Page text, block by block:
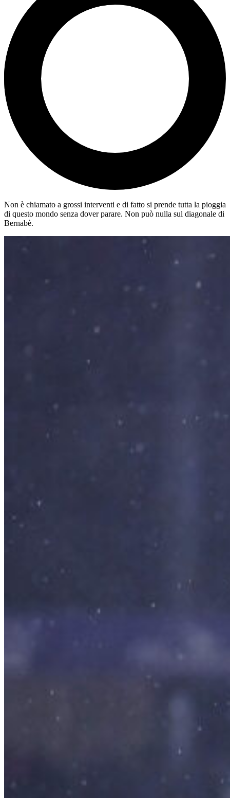
Non è chiamato a grossi interventi e di fatto si prende tutta la pioggia
di questo mondo senza dover parare. Non può nulla sul diagonale di
Bernabè.